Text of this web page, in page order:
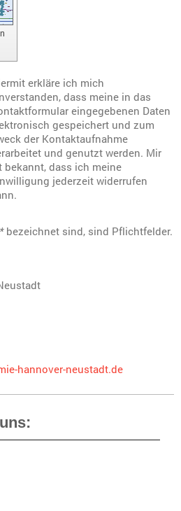
erkläre ich mich
dass meine in das
eingegebenen Daten
gespeichert und zum
der Kontaktaufnahme
und genutzt werden. Mir
bekannt, dass ich meine
jederzeit widerrufen
*bezeichnet sind, sind Pflichtfelder.
hannover-neustadt.de